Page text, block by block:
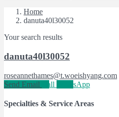
Home
danuta40l30052
Your search results
danuta40l30052
roseannethames@t.woeishyang.com
Send Email
Call WhatsApp
Specialties & Service Areas